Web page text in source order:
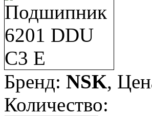
Бренд: NSK,
Количество: